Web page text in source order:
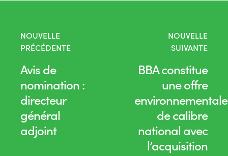
NOUVELLE
PRÉCÉDENTE
Avis de
nomination :
directeur
général
adjoint
NOUVELLE
SUIVANTE
BBA constitue
une offre
environnementale
de calibre
national avec
l’acquisition